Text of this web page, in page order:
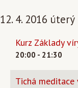
12. 4. 2016 úterý
Kurz Základy
20:00 - 21:30
Tichá meditace